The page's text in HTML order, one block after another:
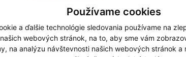
Používame cookies
a ďalšie technológie sledovania používame na
webových stránok, na to, aby sme vám
na analýzu návštevnosti našich webových stránok